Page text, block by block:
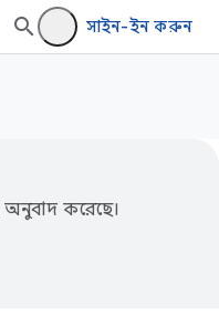
সাইন-ইন করুন
অনুবাদ করেছে।